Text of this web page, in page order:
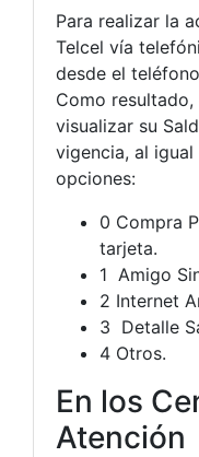
Para realizar la
Telcel vía
desde el
Como
visualizar su
vigencia, al
opciones:
0 Compra
tarjeta.
1 Amigo
2 Internet
3 Detalle
4 Otros.
En los
Atención